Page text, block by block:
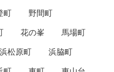
町
野間町
花の峯
馬場町
浜松原町
浜脇町